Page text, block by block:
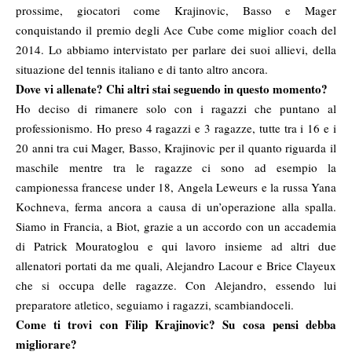
prossime, giocatori come Krajinovic, Basso e Mager
conquistando il premio degli Ace Cube come miglior coach del
2014. Lo abbiamo intervistato per parlare dei suoi allievi, della
situazione del tennis italiano e di tanto altro ancora.
Dove vi allenate? Chi altri stai seguendo in questo momento?
Ho deciso di rimanere solo con i ragazzi che puntano al
professionismo. Ho preso 4 ragazzi e 3 ragazze, tutte tra i 16 e i
20 anni tra cui Mager, Basso, Krajinovic per il quanto riguarda il
maschile mentre tra le ragazze ci sono ad esempio la
campionessa francese under 18, Angela Leweurs e la russa Yana
Kochneva, ferma ancora a causa di un’operazione alla spalla.
Siamo in Francia, a Biot, grazie a un accordo con un accademia
di Patrick Mouratoglou e qui lavoro insieme ad altri due
allenatori portati da me quali, Alejandro Lacour e Brice Clayeux
che si occupa delle ragazze. Con Alejandro, essendo lui
preparatore atletico, seguiamo i ragazzi, scambiandoceli.
Come ti trovi con Filip Krajinovic? Su cosa pensi debba
migliorare?